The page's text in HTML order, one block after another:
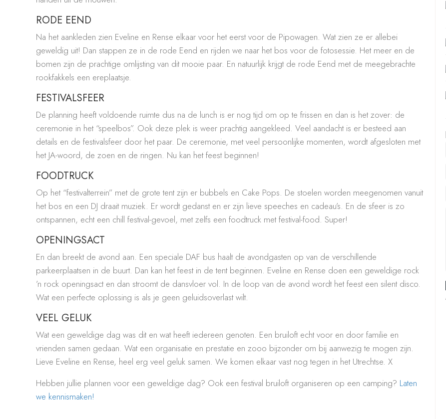
RODE EEND
Na het aankleden zien Eveline en Rense elkaar voor het eerst voor de Pipowagen. Wat zien ze er allebei
geweldig uit! Dan stappen ze in de rode Eend en rijden we naar het bos voor de fotosessie. Het meer en de
bomen zijn de prachtige omlijsting van dit mooie paar. En natuurlijk krijgt de rode Eend met de meegebrachte
rookfakkels een ereplaatsje.
FESTIVALSFEER
De planning heeft voldoende ruimte dus na de lunch is er nog tijd om op te frissen en dan is het zover: de
ceremonie in het “speelbos”. Ook deze plek is weer prachtig aangekleed. Veel aandacht is er besteed aan
details en de festivalsfeer door het paar. De ceremonie, met veel persoonlijke momenten, wordt afgesloten met
het JA-woord, de zoen en de ringen. Nu kan het feest beginnen!
FOODTRUCK
Op het “festivalterrein” met de grote tent zijn er bubbels en Cake Pops. De stoelen worden meegenomen vanuit
het bos en een DJ draait muziek. Er wordt gedanst en er zijn lieve speeches en cadeau’s. En de sfeer is zo
ontspannen, echt een chill festival-gevoel, met zelfs een foodtruck met festival-food. Super!
OPENINGSACT
En dan breekt de avond aan. Een speciale DAF bus haalt de avondgasten op van de verschillende
parkeerplaatsen in de buurt. Dan kan het feest in de tent beginnen. Eveline en Rense doen een geweldige rock
’n rock openingsact en dan stroomt de dansvloer vol. In de loop van de avond wordt het feest een silent disco.
Wat een perfecte oplossing is als je geen geluidsoverlast wilt.
VEEL GELUK
Wat een geweldige dag was dit en wat heeft iedereen genoten. Een bruiloft echt voor en door familie en
vrienden samen gedaan. Wat een organisatie en prestatie en zooo bijzonder om bij aanwezig te mogen zijn.
Lieve Eveline en Rense, heel erg veel geluk samen. We komen elkaar vast nog tegen in het Utrechtse. X
Hebben jullie plannen voor een geweldige dag? Ook een festival bruiloft organiseren op een camping? Laten
we kennismaken!